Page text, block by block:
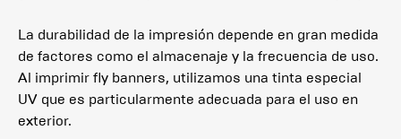
La durabilidad de la impresión depende en gran medida
de factores como el almacenaje y la frecuencia de uso.
Al imprimir fly banners, utilizamos una tinta especial
UV que es particularmente adecuada para el uso en
exterior.